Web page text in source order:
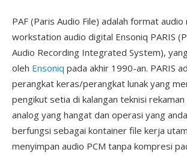
PAF (Paris Audio File) adalah format
workstation audio digital Ensoniq PARIS
Audio Recording Integrated System),
oleh Ensoniq pada akhir 1990-an. PARIS
perangkat keras/perangkat lunak yang
pengikut setia di kalangan teknisi rekaman
analog yang hangat dan operasi yang
berfungsi sebagai kontainer file kerja
menyimpan audio PCM tanpa kompresi